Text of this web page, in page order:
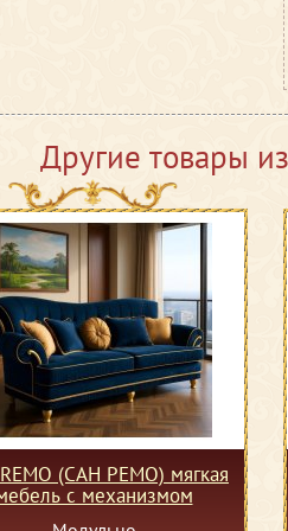
Другие товары
(САН РЕМО) мягкая
с механизмом